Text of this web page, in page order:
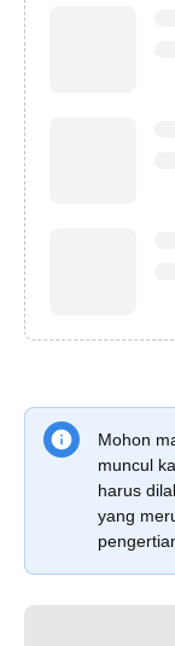
Mohon
muncul
harus
yang